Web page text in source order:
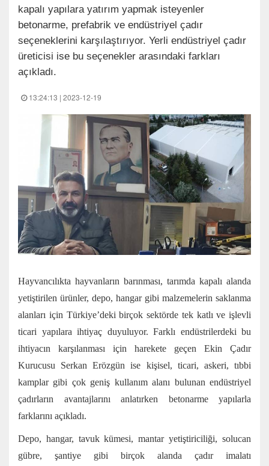
kapalı yapılara yatırım yapmak isteyenler
betonarme, prefabrik ve endüstriyel çadır
seçeneklerini karşılaştırıyor. Yerli endüstriyel çadır
üreticisi ise bu seçenekler arasındaki farkları
açıkladı.
13:24:13 | 2023-12-19
Hayvancılıkta hayvanların barınması, tarımda kapalı alanda
yetiştirilen ürünler, depo, hangar gibi malzemelerin saklanma
alanları için Türkiye’deki birçok sektörde tek katlı ve işlevli
ticari yapılara ihtiyaç duyuluyor. Farklı endüstrilerdeki bu
ihtiyacın karşılanması için harekete geçen Ekin Çadır
Kurucusu Serkan Erözgün ise kişisel, ticari, askeri, tıbbi
kamplar gibi çok geniş kullanım alanı bulunan endüstriyel
çadırların avantajlarını anlatırken betonarme yapılarla
farklarını açıkladı.
Depo, hangar, tavuk kümesi, mantar yetiştiriciliği, solucan
gübre, şantiye gibi birçok alanda çadır imalatı